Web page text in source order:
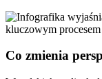
Co zmienia